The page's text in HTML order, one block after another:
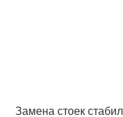
Замена стоек